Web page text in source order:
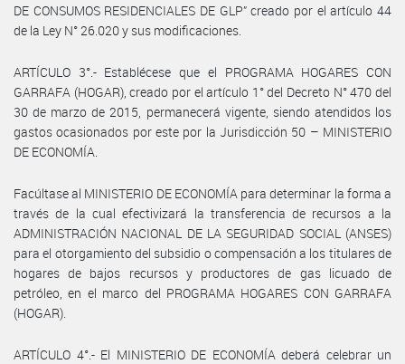
DE CONSUMOS RESIDENCIALES DE GLP” creado por el artículo 44
de la Ley N° 26.020 y sus modificaciones.
ARTÍCULO 3°.- Establécese que el PROGRAMA HOGARES CON
GARRAFA (HOGAR), creado por el artículo 1° del Decreto N° 470 del
30 de marzo de 2015, permanecerá vigente, siendo atendidos los
gastos ocasionados por este por la Jurisdicción 50 – MINISTERIO
DE ECONOMÍA.
Facúltase al MINISTERIO DE ECONOMÍA para determinar la forma a
través de la cual efectivizará la transferencia de recursos a la
ADMINISTRACIÓN NACIONAL DE LA SEGURIDAD SOCIAL (ANSES)
para el otorgamiento del subsidio o compensación a los titulares de
hogares de bajos recursos y productores de gas licuado de
petróleo, en el marco del PROGRAMA HOGARES CON GARRAFA
(HOGAR).
ARTÍCULO 4°.- El MINISTERIO DE ECONOMÍA deberá celebrar un